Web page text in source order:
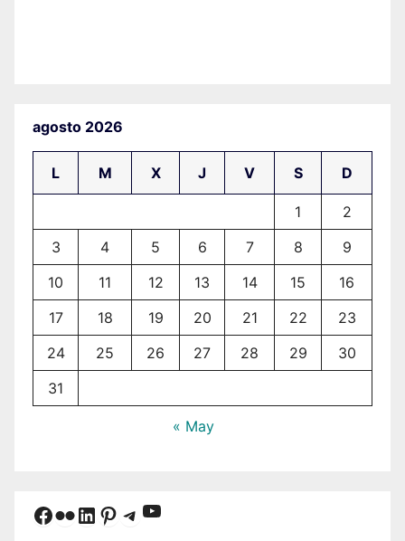
agosto 2026
L M X J V S D
1
2
3
4 5 6 7 8
9
10
11 12 13 14 15
16
17
18 19 20 21 22
23
24
25 26 27 28 29
30
31
« May
Facebook
Flickr
LinkedIn
Pinterest
Telegram
YouTube